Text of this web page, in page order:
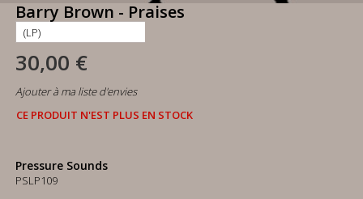
Barry Brown - Praises
30,00 €
Ajouter à ma liste d'envies
CE PRODUIT N'EST PLUS EN STOCK
Pressure Sounds
PSLP109